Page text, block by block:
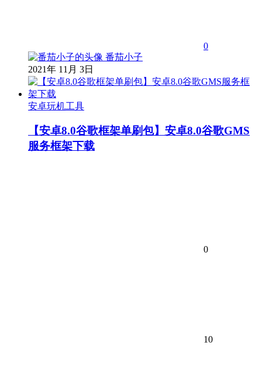
0
番茄小子
2021年 11月 3日
安卓玩机工具
【安卓8.0谷歌框架单刷包】安卓8.0谷歌GMS
服务框架下载
0
10